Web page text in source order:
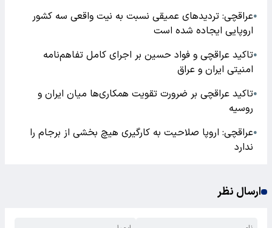
●عراقچی: تردید‌های عمیقی نسبت به نیت واقعی سه کشور
اروپایی ایجاده شده است
●تاکید عراقچی و فواد حسین بر اجرای کامل تفاهم‌نامه
امنیتی ایران و عراق
●تاکید عراقچی بر ضرورت تقویت همکاری‌ها میان ایران و
روسیه
●عراقچی: اروپا صلاحیت به کارگیری هیچ بخشی از برجام را
ندارد
ارسال نظر